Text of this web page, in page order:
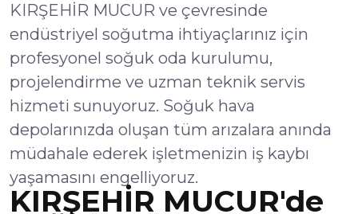
KIRŞEHİR MUCUR ve çevresinde
endüstriyel soğutma ihtiyaçlarınız için
profesyonel soğuk oda kurulumu,
projelendirme ve uzman teknik servis
hizmeti sunuyoruz. Soğuk hava
depolarınızda oluşan tüm arızalara anında
müdahale ederek işletmenizin iş kaybı
yaşamasını engelliyoruz.
KIRŞEHİR MUCUR'de